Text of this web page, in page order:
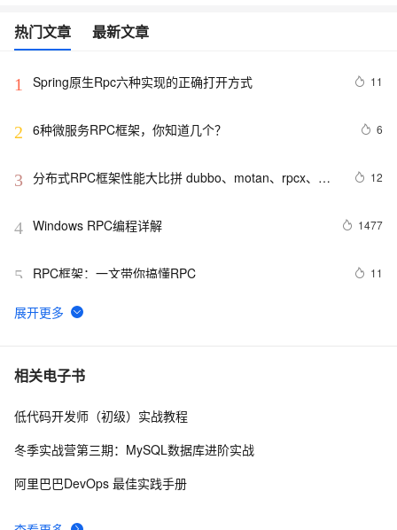
热门文章 最新文章
1 Spring原生Rpc六种实现的正确打开方式 11
2 6种微服务RPC框架，你知道几个？ 6
3 分布式RPC框架性能大比拼 dubbo、motan、rpcx、
12
4 Windows RPC编程详解 1477
5 RPC框架：一文带你搞懂RPC 11
6 基于 Python 自建分布式高并发 RPC 服务
7 gig：自带负载均衡和降级功能的高可用RPC解决方案
8 gRPC 一种现代、开源、高性能的远程过程调用
相关电子书
低代码开发师（初级）实战教程
冬季实战营第三期：MySQL数据库进阶实战
阿里巴巴DevOps 最佳实践手册